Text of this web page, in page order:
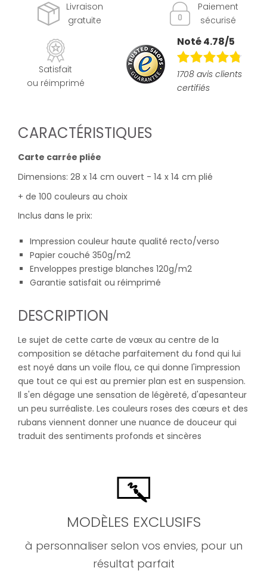
Livraison
gratuite
Paiement
sécurisé
Satisfait
ou réimprimé
Noté 4.78/5
1708 avis clients
certifiés
CARACTÉRISTIQUES
Carte carrée pliée
Dimensions: 28 x 14 cm ouvert - 14 x 14 cm plié
+ de 100 couleurs au choix
Inclus dans le prix:
Impression couleur haute qualité recto/verso
Papier couché 350g/m2
Enveloppes prestige blanches 120g/m2
Garantie satisfait ou réimprimé
DESCRIPTION
Le sujet de cette carte de vœux au centre de la
composition se détache parfaitement du fond qui lui
est noyé dans un voile flou, ce qui donne l'impression
que tout ce qui est au premier plan est en suspension.
Il s'en dégage une sensation de légèreté, d'apesanteur
un peu surréaliste. Les couleurs roses des cœurs et des
rubans viennent donner une nuance de douceur qui
traduit des sentiments profonds et sincères
MODÈLES EXCLUSIFS
à personnaliser selon vos envies, pour un
résultat parfait